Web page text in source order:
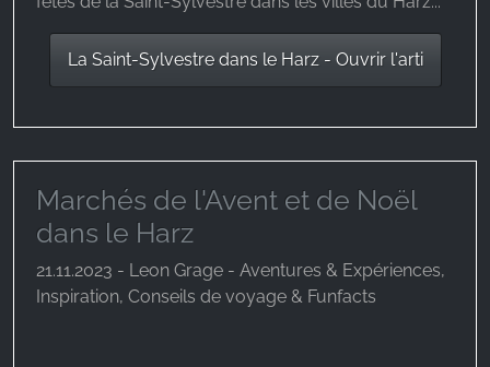
La Saint-Sylvestre dans le Harz - Ouvrir l'arti
Marchés de l'Avent et de Noël
dans le Harz
21.11.2023 - Leon Grage - Aventures & Expériences,
Inspiration, Conseils de voyage & Funfacts